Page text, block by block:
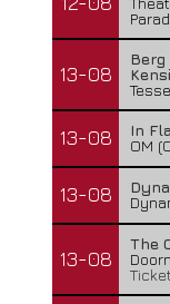
13-08
Berg
13-08
In
OM
13-08
13-08
The